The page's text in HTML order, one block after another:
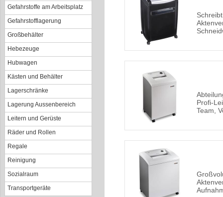
Gefahrstoffe am Arbeitsplatz
Gefahrstofflagerung
Großbehälter
Hebezeuge
Hubwagen
Kästen und Behälter
Lagerschränke
Lagerung Aussenbereich
Leitern und Gerüste
Räder und Rollen
Regale
Reinigung
Sozialraum
Transportgeräte
Profi-
Team,